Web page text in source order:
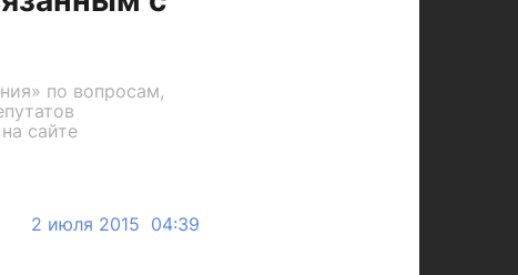
по вопросам,
сайте
2 июля 2015 04:39